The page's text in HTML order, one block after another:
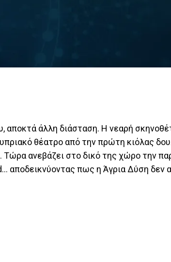
αποκτά άλλη διάσταση. Η νεαρή
θέατρο από την πρώτη κιόλας
ανεβάζει στο δικό της χώρο την
αποδεικνύοντας πως η Άγρια Δύση δεν